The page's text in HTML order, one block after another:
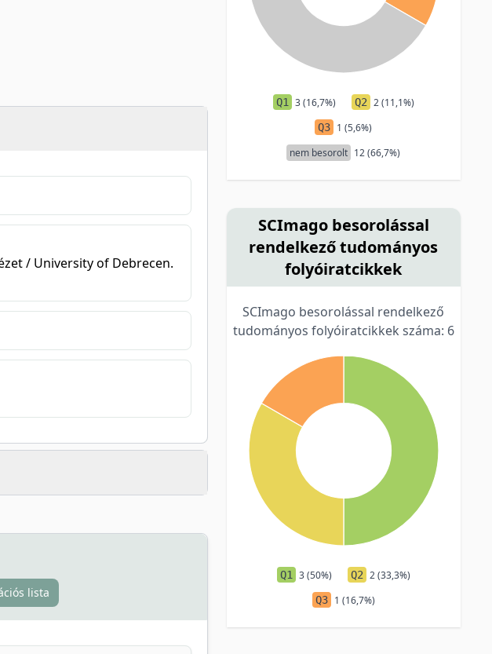
/ University of Debrecen.
lista
Q1 3 (16,7%) Q2 2 (11,1%)
Q3 1 (5,6%)
nem besorolt 12 (66,7%)
SCImago besorolással
rendelkező tudományos
folyóiratcikkek
SCImago besorolással rendelkező
tudományos folyóiratcikkek száma: 6
Q1 3 (50%) Q2 2 (33,3%)
Q3 1 (16,7%)